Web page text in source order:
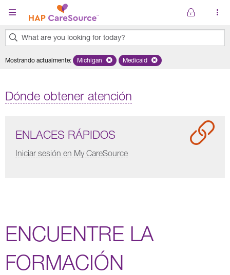
Pasar al contenido principal
What are you looking for today?
results
Mostrando actualmente: Remove selected state 'Michigan'
Michigan Remove selected plan 'Medicaid'
Medicaid
Dónde obtener atención
ENLACES RÁPIDOS
Iniciar sesión en My CareSource
ENCUENTRE LA
FORMACIÓN